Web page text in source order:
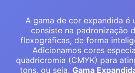
A gama de cor expandida é
consiste na padronização
flexográficas, de forma
Adicionamos cores
quadricromia (CMYK) para
tons, ou seja, Gama